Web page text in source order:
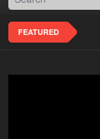
FEATURED